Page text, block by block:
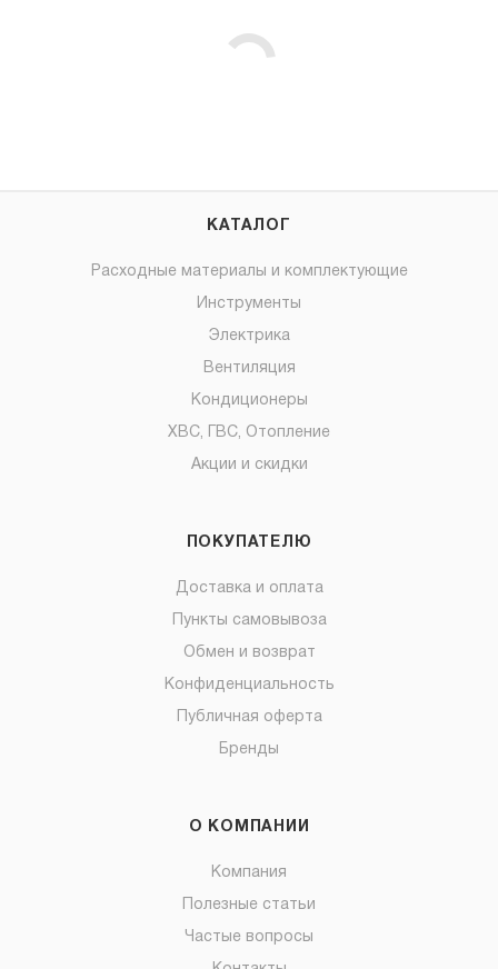
КАТАЛОГ
Расходные материалы и комплектующие
Инструменты
Электрика
Вентиляция
Кондиционеры
ХВС, ГВС, Отопление
Акции и скидки
ПОКУПАТЕЛЮ
Доставка и оплата
Пункты самовывоза
Обмен и возврат
Конфиденциальность
Публичная оферта
Бренды
О КОМПАНИИ
Компания
Полезные статьи
Частые вопросы